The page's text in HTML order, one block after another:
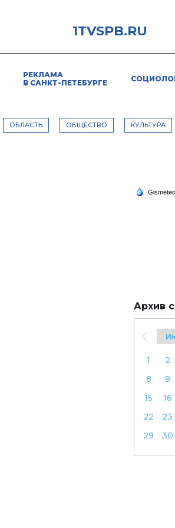
1TVSPB.RU
РЕКЛАМА
В САНКТ-ПЕТЕБУРГЕ
ОБЛАСТЬ ОБЩЕСТВО КУЛЬТУРА
Архив
1 2
8
9
15
16
22
23
29
30